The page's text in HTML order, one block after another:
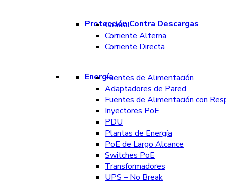
Protección Contra Descargas
Coaxial
Corriente Alterna
Corriente Directa
EnergíaFuentes de Alimentación
Adaptadores de Pared
Fuentes de Alimentación con
Inyectores PoE
PDU
Plantas de Energía
PoE de Largo Alcance
Switches PoE
Transformadores
UPS – No Break